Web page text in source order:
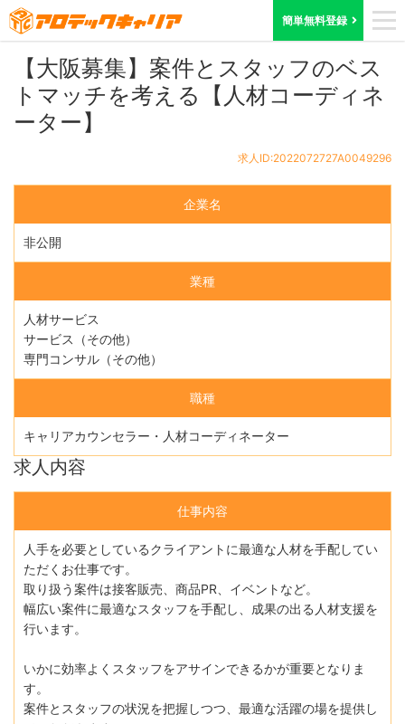
簡単無料登録
ホーム 求人検索 大阪府 求人ID:2022072727A0049296
【大阪募集】案件とスタッフのベス
トマッチを考える【人材コーディネ
ーター】
求人ID:2022072727A0049296
企業名
非公開
業種
人材サービス
サービス（その他）
専門コンサル（その他）
職種
キャリアカウンセラー・人材コーディネーター
求人内容
仕事内容
人手を必要としているクライアントに最適な人材を手配してい
ただくお仕事です。
取り扱う案件は接客販売、商品PR、イベントなど。
幅広い案件に最適なスタッフを手配し、成果の出る人材支援を
行います。
いかに効率よくスタッフをアサインできるかが重要となりま
す。
案件とスタッフの状況を把握しつつ、最適な活躍の場を提供し